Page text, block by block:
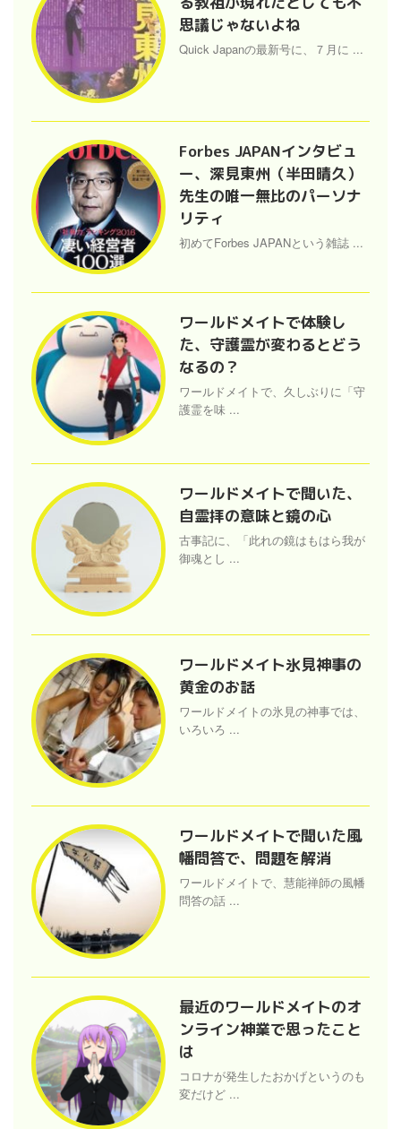
思議じゃないよね
Quick Japanの最新号に、７月に ...
Forbes JAPANインタビュ
ー、深見東州（半田晴久）
先生の唯一無比のパーソナ
リティ
初めてForbes JAPANという雑誌 ...
ワールドメイトで体験し
た、守護霊が変わるとどう
なるの？
ワールドメイトで、久しぶりに「守
護霊を味 ...
ワールドメイトで聞いた、
自霊拝の意味と鏡の心
古事記に、「此れの鏡はもはら我が
御魂とし ...
ワールドメイト氷見神事の
黄金のお話
ワールドメイトの氷見の神事では、
いろいろ ...
ワールドメイトで聞いた風
幡問答で、問題を解消
ワールドメイトで、慧能禅師の風幡
問答の話 ...
最近のワールドメイトのオ
ンライン神業で思ったこと
は
コロナが発生したおかげというのも
変だけど ...